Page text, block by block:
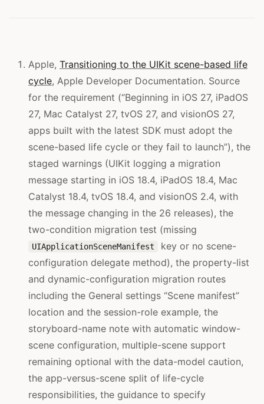
Apple, Transitioning to the UIKit scene-based life
cycle, Apple Developer Documentation. Source
for the requirement (“Beginning in iOS 27, iPadOS
27, Mac Catalyst 27, tvOS 27, and visionOS 27,
apps built with the latest SDK must adopt the
scene-based life cycle or they fail to launch”), the
staged warnings (UIKit logging a migration
message starting in iOS 18.4, iPadOS 18.4, Mac
Catalyst 18.4, tvOS 18.4, and visionOS 2.4, with
the message changing in the 26 releases), the
two-condition migration test (missing
UIApplicationSceneManifest
key or no scene-
configuration delegate method), the property-list
and dynamic-configuration migration routes
including the General settings “Scene manifest”
location and the session-role example, the
storyboard-name note with automatic window-
scene configuration, multiple-scene support
remaining optional with the data-model caution,
the app-versus-scene split of life-cycle
responsibilities, the guidance to specify